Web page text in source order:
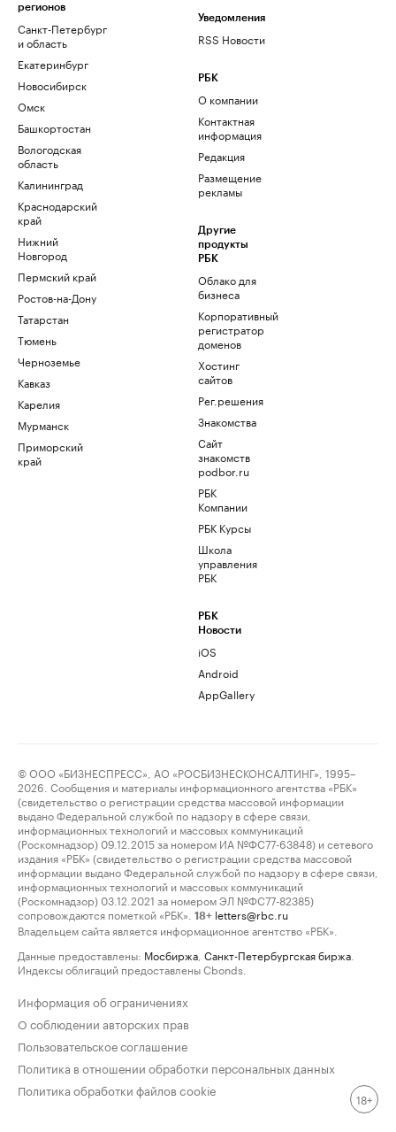
регионов
Санкт-Петербург
и область
Екатеринбург
Новосибирск
Омск
Башкортостан
Вологодская
область
Калининград
Краснодарский
край
Нижний
Новгород
Пермский край
Ростов-на-Дону
Татарстан
Тюмень
Черноземье
Кавказ
Карелия
Мурманск
Приморский
край
Уведомления
RSS Новости
РБК
О компании
Контактная
информация
Редакция
Размещение
рекламы
Другие
продукты
РБК
Облако для
бизнеса
Корпоративный
регистратор
доменов
Хостинг
сайтов
Рег.решения
Знакомства
Сайт
знакомств
podbor.ru
РБК
Компании
РБК Курсы
Школа
управления
РБК
РБК
Новости
iOS
Android
AppGallery
© ООО «БИЗНЕСПРЕСС», АО «РОСБИЗНЕСКОНСАЛТИНГ», 1995–
2026. Сообщения и материалы информационного агентства «РБК»
(свидетельство о регистрации средства массовой информации
выдано Федеральной службой по надзору в сфере связи,
информационных технологий и массовых коммуникаций
(Роскомнадзор) 09.12.2015 за номером ИА №ФС77-63848) и сетевого
издания «РБК» (свидетельство о регистрации средства массовой
информации выдано Федеральной службой по надзору в сфере связи,
информационных технологий и массовых коммуникаций
(Роскомнадзор) 03.12.2021 за номером ЭЛ №ФС77-82385)
сопровождаются пометкой «РБК».
18+ letters@rbc.ru
Владельцем сайта является информационное агентство «РБК».
Данные предоставлены: Мосбиржа Санкт-Петербургская биржа
Индексы облигаций предоставлены Cbonds.
Информация об ограничениях
О соблюдении авторских прав
Пользовательское соглашение
Политика в отношении обработки персональных данных
Политика обработки файлов cookie
18+